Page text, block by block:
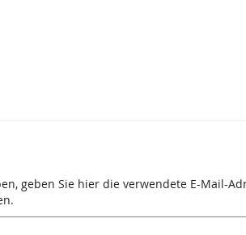
geben Sie hier die verwendete E-Mail-